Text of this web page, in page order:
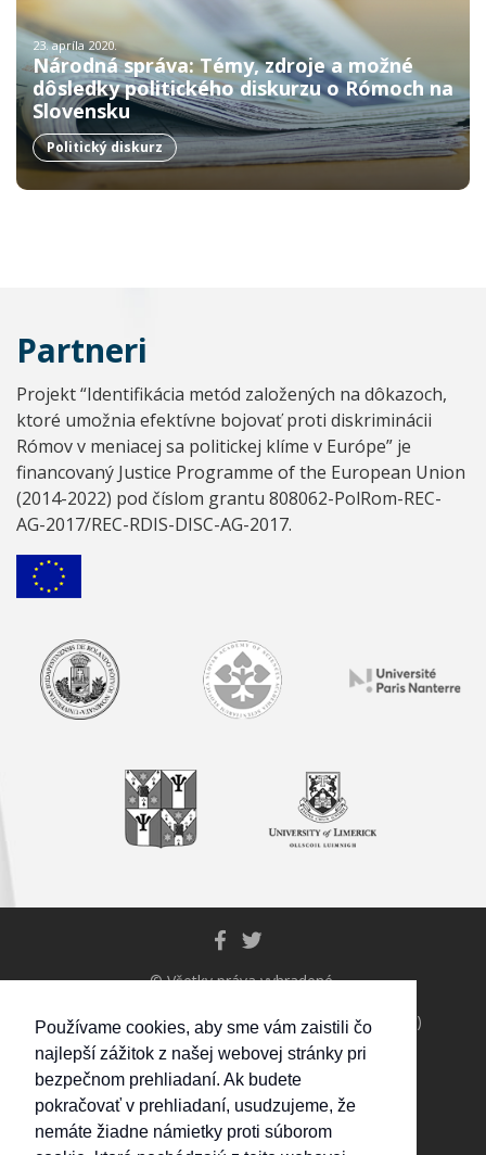
Používame cookies, aby sme vám zaistili čo
najlepší zážitok z našej webovej stránky pri
bezpečnom prehliadaní. Ak budete
pokračovať v prehliadaní, usudzujeme, že
nemáte žiadne námietky proti súborom
23. apríla 2020.
Národná správa: Témy, zdroje a možné
dôsledky politického diskurzu o Rómoch na
Slovensku
Politický diskurz
Partneri
Projekt “Identifikácia metód založených na dôkazoch,
ktoré umožnia efektívne bojovať proti diskriminácii
Rómov v meniacej sa politickej klíme v Európe” je
financovaný Justice Programme of the European Union
(2014-2022) pod číslom grantu 808062-PolRom-REC-
AG-2017/REC-RDIS-DISC-AG-2017.
© Všetky práva vyhradené.
Eötvös Loránd University, Hungary (leading partner)
Ústav výskumu sociálnej komunikácie Slovenskej
akadémie vied, Slovensko
Université Paris-Nanterre, France
Alexandru Ioan Cuza University of Iasi, Romania
University of Limerick, Ireland